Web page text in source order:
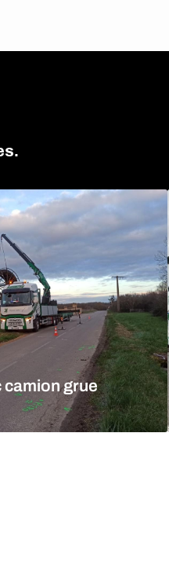
DRÔME
camion grue